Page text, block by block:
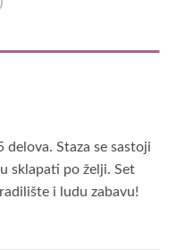
delova. Staza se sastoji
sklapati po želji. Set
i ludu zabavu!